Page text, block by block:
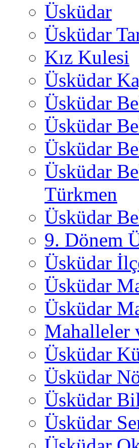
Üsküdar
Üsküdar
Kız Kulesi
Üsküdar
Üsküdar
Üsküdar
Üsküdar
Üsküdar
Türkmen
Üsküdar
9. Dönem
Üsküdar
Üsküdar
Üsküdar
Mahalleler
Üsküdar
Üsküdar
Üsküdar
Üsküdar